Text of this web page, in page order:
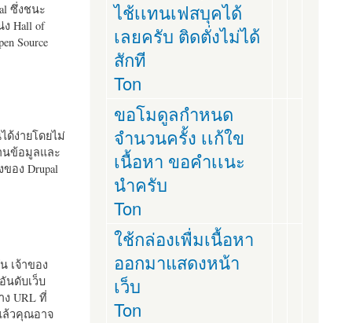
ซึ่งชนะ
Hall of
Source
ด้ง่ายโดยไม่
นข้อมูลและ
อง Drupal
เจ้าของ
นดับเว็บ
URL ที่
ล้วคุณอาจ
ไช้เเทนเฟสบุคได้
เลยครับ ติดตั่งไม่ได้
สักที
Ton
ขอโมดูลกำหนด
จำนวนครั้ง เเก้ใข
เนื้อหา ขอคำเเนะ
นำครับ
Ton
ใช้กล่องเพื่มเนื้อหา
ออกมาแสดงหน้า
เว็บ
Ton